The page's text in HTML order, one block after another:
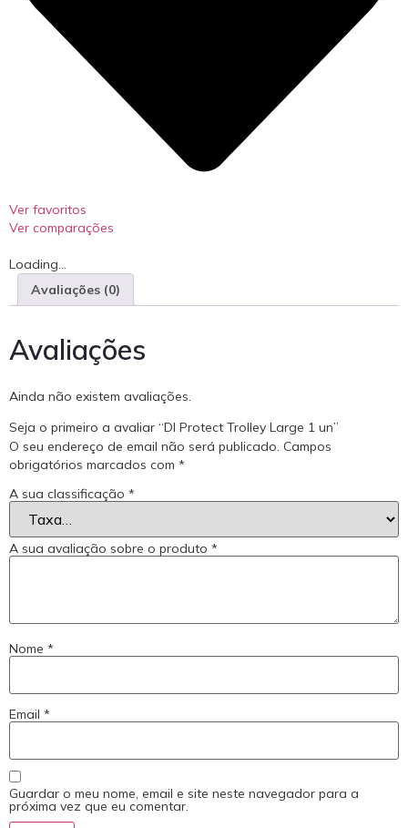
Ver favoritos
Ver comparações
Loading...
Avaliações (0)
Avaliações
Ainda não existem avaliações.
Seja o primeiro a avaliar “DI Protect Trolley Large 1 un”
O seu endereço de email não será publicado. Campos
obrigatórios marcados com *
A sua classificação *
A sua avaliação sobre o produto *
Nome *
Email *
Guardar o meu nome, email e site neste navegador para a
próxima vez que eu comentar.